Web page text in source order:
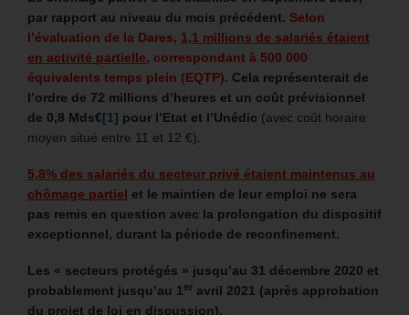
par rapport au niveau du mois précédent. Selon
l’évaluation de la Dares, 1,1 millions de salariés étaient
en activité partielle, correspondant à 500 000
équivalents temps plein (EQTP). Cela représenterait de
l’ordre de 72 millions d’heures et un coût prévisionnel
de 0,8 Mds€[1] pour l’Etat et l’Unédic (avec coût horaire
moyen situé entre 11 et 12 €).
5,8% des salariés du secteur privé étaient maintenus au
chômage partiel et le maintien de leur emploi ne sera
pas remis en question avec la prolongation du dispositif
exceptionnel, durant la période de reconfinement.
Les « secteurs protégés » jusqu’au 31 décembre 2020 et
probablement jusqu’au 1 er avril 2021 (après approbation
du projet de loi en discussion).